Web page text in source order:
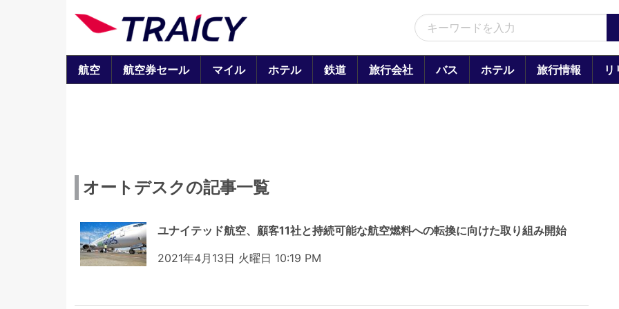
航空 航空券セール マイル ホテル 鉄道 旅行会社 バス ホテル 旅行情報 リ
オートデスクの記事一覧
ユナイテッド航空、顧客11社と持続可能な航空燃料への転換に向けた取り組み開始
2021年4月13日 火曜日 10:19 PM